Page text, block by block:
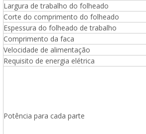
1400/2720mm, fornecida com 2000kg
Largura de trabalho do folheado
Corte do comprimento do folheado
Espessura do folheado de trabalho
Comprimento da faca
Velocidade de alimentação
Requisito de energia elétrica
Potência para cada parte